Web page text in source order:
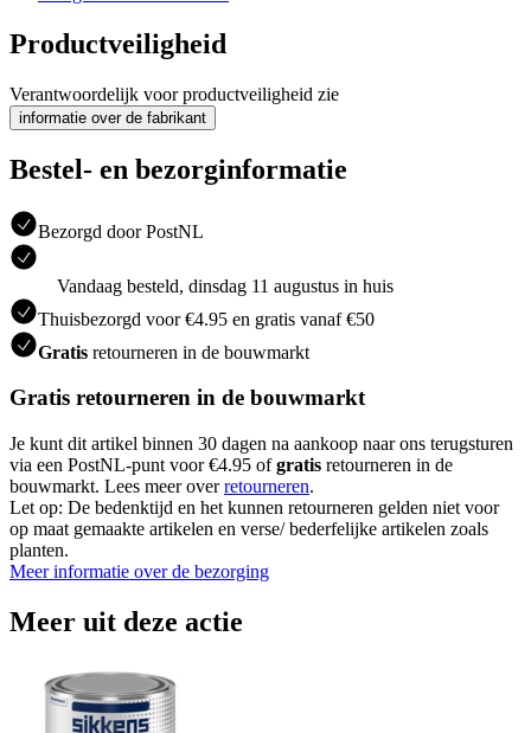
Productveiligheid
Verantwoordelijk voor productveiligheid zie
informatie over de fabrikant
Bestel- en bezorginformatie
Bezorgd door PostNL
Vandaag besteld, dinsdag 11 augustus in huis
Thuisbezorgd voor €4.95 en gratis vanaf €50
Gratis retourneren in de bouwmarkt
Gratis retourneren in de bouwmarkt
Je kunt dit artikel binnen 30 dagen na aankoop naar ons terugsturen
via een PostNL-punt voor €4.95 ofgratis retourneren in de
bouwmarkt. Lees meer overretourneren.
Let op: De bedenktijd en het kunnen retourneren gelden niet voor
op maat gemaakte artikelen en verse/ bederfelijke artikelen zoals
planten.
Meer informatie over de bezorging
Meer uit deze actie